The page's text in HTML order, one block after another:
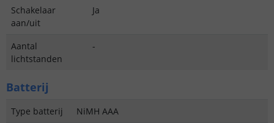
Schakelaar
aan/uit
Ja
Aantal
lichtstanden
-
Batterij
Type batterij
NiMH AAA